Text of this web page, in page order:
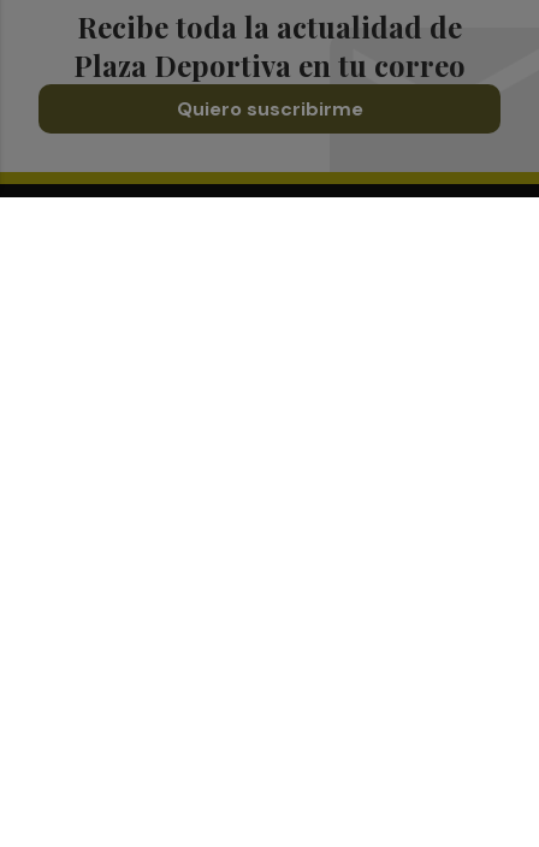
Recibe toda la actualidad de
Plaza Deportiva en tu correo
Quiero suscribirme